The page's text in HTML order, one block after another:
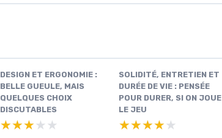
DESIGN ET ERGONOMIE :
BELLE GUEULE, MAIS
QUELQUES CHOIX
DISCUTABLES
★★★★★
★★★★★
SOLIDITÉ, ENTRETIEN ET
DURÉE DE VIE : PENSÉE
POUR DURER, SI ON JOUE
LE JEU
★★★★★
★★★★★